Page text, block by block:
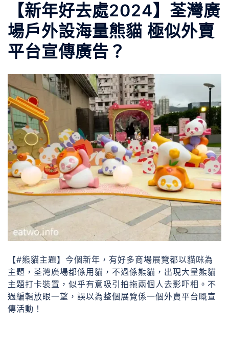
【新年好去處2024】荃灣廣
場戶外設海量熊貓 極似外賣
平台宣傳廣告？
【#熊貓主題】今個新年，有好多商場展覽都以貓咪為
主題，荃灣廣場都係用貓，不過係熊貓，出現大量熊貓
主題打卡裝置，似乎有意吸引拍拖兩個人去影吓相。不
過編輯放眼一望，誤以為整個展覽係一個外賣平台嘅宣
傳活動！